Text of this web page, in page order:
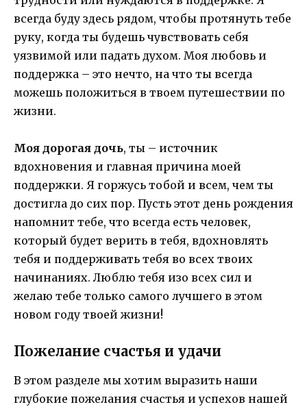
всегда буду здесь рядом, чтобы протянуть тебе
руку, когда ты будешь чувствовать себя
уязвимой или падать духом. Моя любовь и
поддержка – это нечто, на что ты всегда
можешь положиться в твоем путешествии по
жизни.
Моя дорогая дочь, ты – источник
вдохновения и главная причина моей
поддержки. Я горжусь тобой и всем, чем ты
достигла до сих пор. Пусть этот день рождения
напомнит тебе, что всегда есть человек,
который будет верить в тебя, вдохновлять
тебя и поддерживать тебя во всех твоих
начинаниях. Люблю тебя изо всех сил и
желаю тебе только самого лучшего в этом
новом году твоей жизни!
Пожелание счастья и удачи
В этом разделе мы хотим выразить наши
глубокие пожелания счастья и успехов нашей